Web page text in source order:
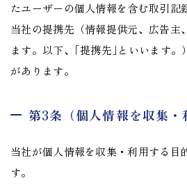
たユーザーの個人情報を含む取引記
当社の提携先（情報提供元、広告主
ます。以下、｢提携先｣といいます。
があります。
第3条（個人情報を収集・
当社が個人情報を収集・利用する目
す。